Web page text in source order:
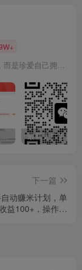
幸福并不是一味得到自己想要的，而是珍爱自己拥有的
享70%的推广提成！！【限时五折优惠】
下一篇
动赚米计划，单
益100+，操作简